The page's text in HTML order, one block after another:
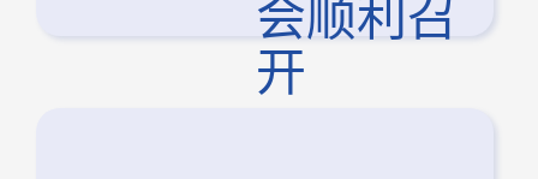
会顺利召
开